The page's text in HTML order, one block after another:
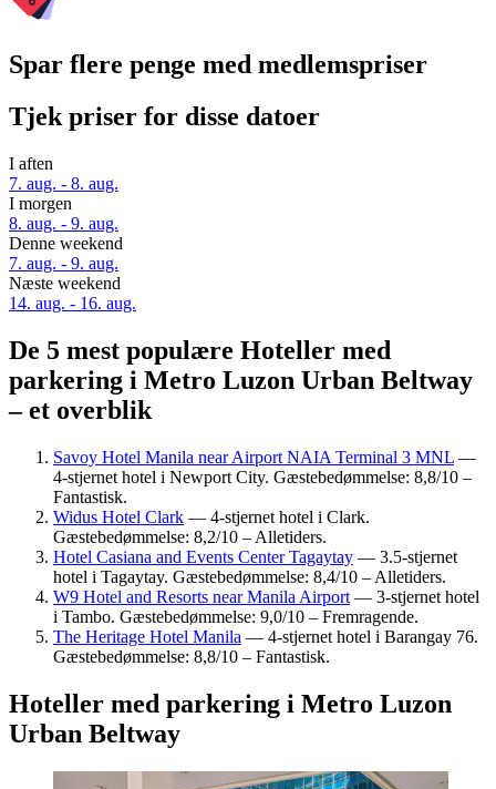
Spar flere penge med medlemspriser
Tjek priser for disse datoer
I aften
7. aug. - 8. aug.
I morgen
8. aug. - 9. aug.
Denne weekend
7. aug. - 9. aug.
Næste weekend
14. aug. - 16. aug.
De 5 mest populære Hoteller med
parkering i Metro Luzon Urban Beltway
– et overblik
Savoy Hotel Manila near Airport NAIA Terminal 3 MNL —
4-stjernet hotel i Newport City. Gæstebedømmelse: 8,8/10 –
Fantastisk.
Widus Hotel Clark — 4-stjernet hotel i Clark.
Gæstebedømmelse: 8,2/10 – Alletiders.
Hotel Casiana and Events Center Tagaytay — 3.5-stjernet
hotel i Tagaytay. Gæstebedømmelse: 8,4/10 – Alletiders.
W9 Hotel and Resorts near Manila Airport — 3-stjernet hotel
i Tambo. Gæstebedømmelse: 9,0/10 – Fremragende.
The Heritage Hotel Manila — 4-stjernet hotel i Barangay 76.
Gæstebedømmelse: 8,8/10 – Fantastisk.
Hoteller med parkering i Metro Luzon
Urban Beltway